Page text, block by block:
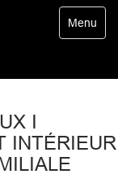
Toggle
Menu
I
INTÉRIEUR